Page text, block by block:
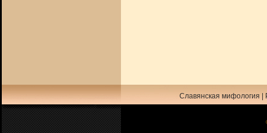
Славянская мифология